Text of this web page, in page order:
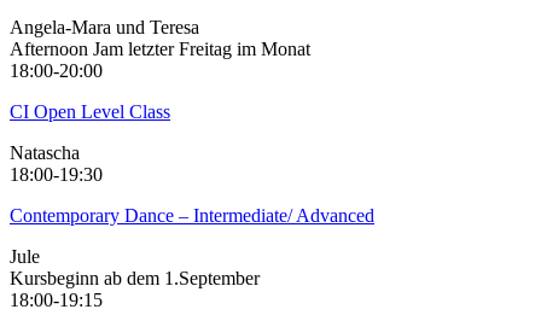
Angela-Mara und Teresa
Afternoon Jam letzter Freitag im Monat
18:00-20:00
CI Open Level Class
Natascha
18:00-19:30
Contemporary Dance – Intermediate/ Advanced
Jule
Kursbeginn ab dem 1.September
18:00-19:15